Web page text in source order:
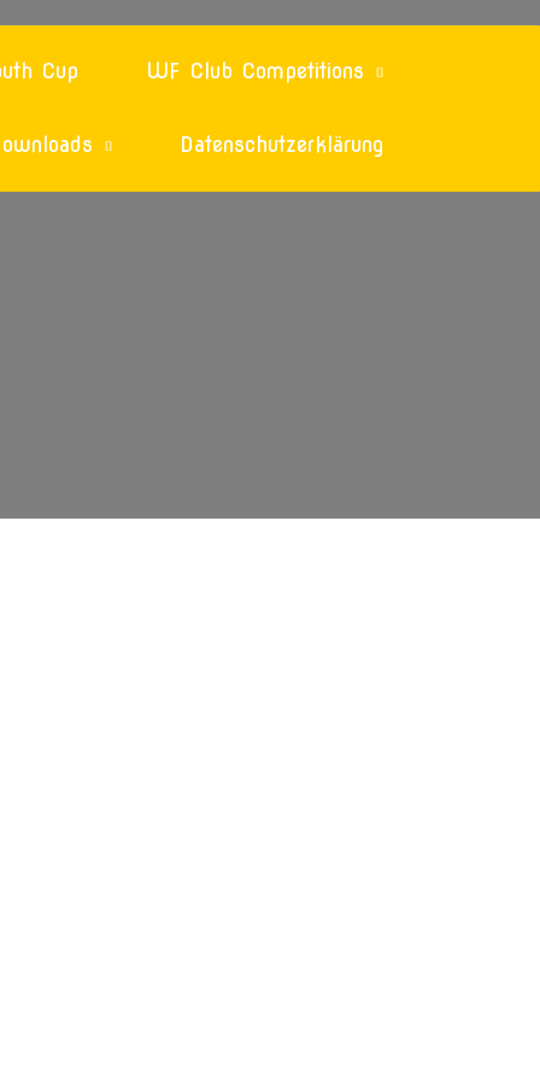
Cup WF Club Competitions
Datenschutzerklärung